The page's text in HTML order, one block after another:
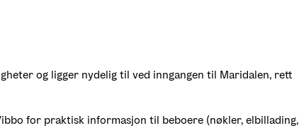
og ligger nydelig til ved inngangen til Maridalen, rett
for praktisk informasjon til beboere (nøkler, elbillading,